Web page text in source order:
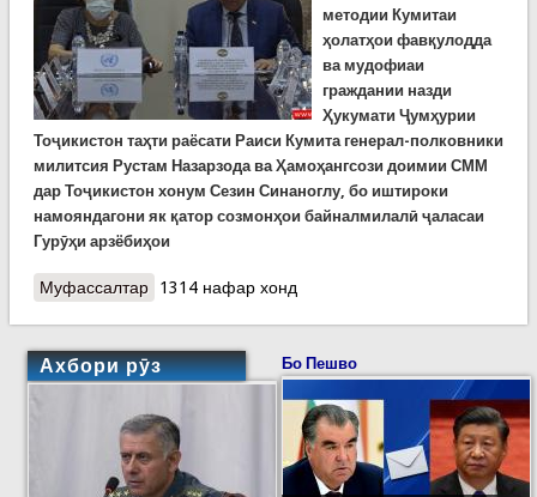
методии Кумитаи
ҳолатҳои фавқулодда
ва мудофиаи
граждании назди
Ҳукумати Ҷумҳурии
Тоҷикистон таҳти раёсати Раиси Кумита генерал-полковники
милитсия Рустам Назарзода ва Ҳамоҳангсози доимии СММ
дар Тоҷикистон хонум Сезин Синаноглу, бо иштироки
намояндагони як қатор созмонҳои байналмилалӣ ҷаласаи
Гурӯҳи арзёбиҳои
Муфассалтаро Баррасии таҳкими ҳамкориҳои муштараки
РЕАКТ
1314 нафар хонд
Ахбори рӯз Бо Пешво